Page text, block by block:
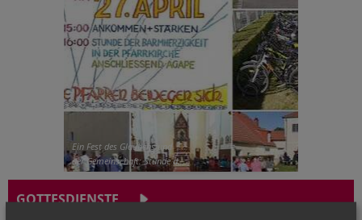
Ein Fest des Glaubens und
der Gemeinschaft: Stunde d...
GOTTESDIENSTE